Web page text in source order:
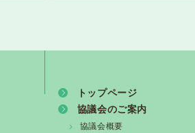
援専門員協会】埼玉県川口市にお
任介護支援専門員研修の開催について
トップページ
協議会のご案内
協議会概要